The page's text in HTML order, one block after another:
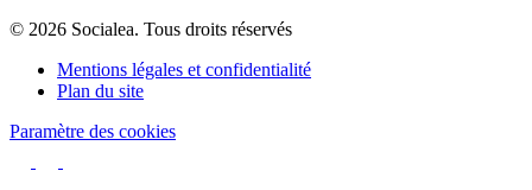
© 2026 Socialea. Tous droits réservés
Mentions légales et confidentialité
Plan du site
Paramètre des cookies